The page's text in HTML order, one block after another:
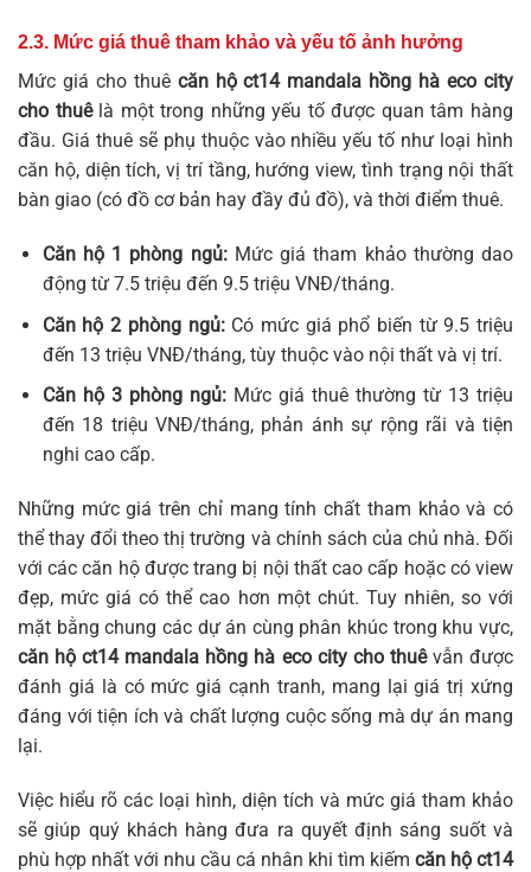
2.3. Mức giá thuê tham khảo và yếu tố ảnh hưởng
Mức giá cho thuê căn hộ ct14 mandala hồng hà eco city
cho thuêlà một trong những yếu tố được quan tâm hàng
đầu. Giá thuê sẽ phụ thuộc vào nhiều yếu tố như loại hình
căn hộ, diện tích, vị trí tầng, hướng view, tình trạng nội thất
bàn giao (có đồ cơ bản hay đầy đủ đồ), và thời điểm thuê.
Căn hộ 1 phòng ngủ:Mức giá tham khảo thường dao
động từ 7.5 triệu đến 9.5 triệu VNĐ/tháng.
Căn hộ 2 phòng ngủ:Có mức giá phổ biến từ 9.5 triệu
đến 13 triệu VNĐ/tháng, tùy thuộc vào nội thất và vị trí.
Căn hộ 3 phòng ngủ:Mức giá thuê thường từ 13 triệu
đến 18 triệu VNĐ/tháng, phản ánh sự rộng rãi và tiện
nghi cao cấp.
Những mức giá trên chỉ mang tính chất tham khảo và có
thể thay đổi theo thị trường và chính sách của chủ nhà. Đối
với các căn hộ được trang bị nội thất cao cấp hoặc có view
đẹp, mức giá có thể cao hơn một chút. Tuy nhiên, so với
mặt bằng chung các dự án cùng phân khúc trong khu vực,
căn hộ ct14 mandala hồng hà eco city cho thuêvẫn được
đánh giá là có mức giá cạnh tranh, mang lại giá trị xứng
đáng với tiện ích và chất lượng cuộc sống mà dự án mang
lại.
Việc hiểu rõ các loại hình, diện tích và mức giá tham khảo
sẽ giúp quý khách hàng đưa ra quyết định sáng suốt và
phù hợp nhất với nhu cầu cá nhân khi tìm kiếm căn hộ ct14